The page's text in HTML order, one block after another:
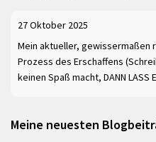
27 Oktober 2025
Mein aktueller, gewissermaßen
Prozess des Erschaffens
keinen Spaß macht, DANN LASS
Meine neuesten